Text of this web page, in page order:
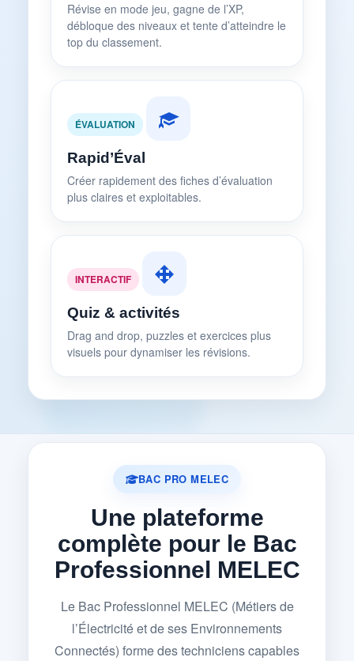
Révise en mode jeu, gagne de l’XP,
débloque des niveaux et tente d’atteindre le
top du classement.
ÉVALUATION
Rapid’Éval
Créer rapidement des fiches d’évaluation
plus claires et exploitables.
INTERACTIF
Quiz & activités
Drag and drop, puzzles et exercices plus
visuels pour dynamiser les révisions.
BAC PRO MELEC
Une plateforme
complète pour le Bac
Professionnel MELEC
Le Bac Professionnel MELEC (Métiers de
l’Électricité et de ses Environnements
Connectés) forme des techniciens capables